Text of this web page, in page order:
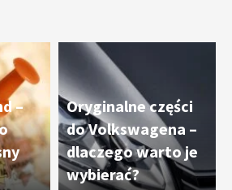
–
Oryginalne części
do Volkswagena –
dlaczego warto je
wybierać?
technologie precyzyjnej
inteligencja wyprze pracę
w przyszłości?